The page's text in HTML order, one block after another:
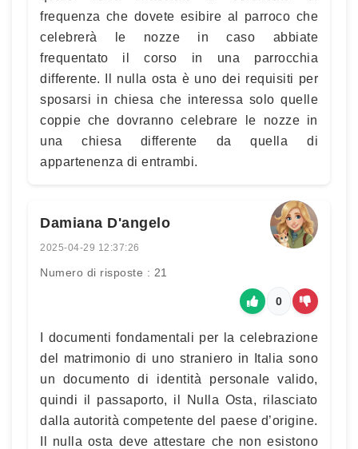
frequenza che dovete esibire al parroco che
celebrerà le nozze in caso abbiate
frequentato il corso in una parrocchia
differente. Il nulla osta è uno dei requisiti per
sposarsi in chiesa che interessa solo quelle
coppie che dovranno celebrare le nozze in
una chiesa differente da quella di
appartenenza di entrambi.
Damiana D'angelo
2025-04-29 12:37:26
Numero di risposte : 21
0
I documenti fondamentali per la celebrazione
del matrimonio di uno straniero in Italia sono
un documento di identità personale valido,
quindi il passaporto, il Nulla Osta, rilasciato
dalla autorità competente del paese d’origine.
Il nulla osta deve attestare che non esistono